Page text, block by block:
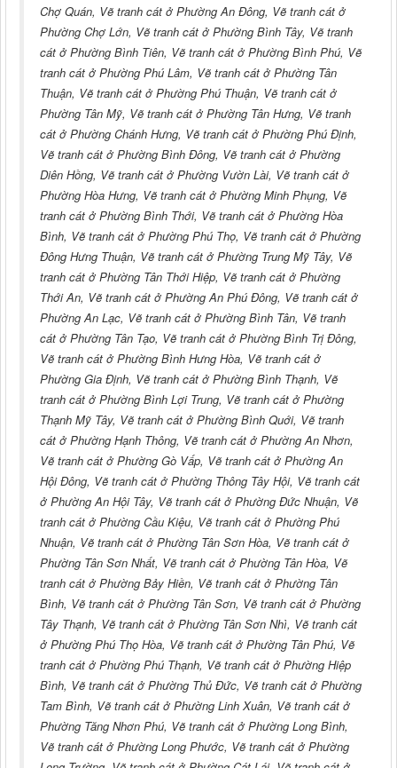
Chợ Quán, Vẽ tranh cát ở Phường An Đông, Vẽ tranh cát ở
Phường Chợ Lớn, Vẽ tranh cát ở Phường Bình Tây, Vẽ tranh
cát ở Phường Bình Tiên, Vẽ tranh cát ở Phường Bình Phú, Vẽ
tranh cát ở Phường Phú Lâm, Vẽ tranh cát ở Phường Tân
Thuận, Vẽ tranh cát ở Phường Phú Thuận, Vẽ tranh cát ở
Phường Tân Mỹ, Vẽ tranh cát ở Phường Tân Hưng, Vẽ tranh
cát ở Phường Chánh Hưng, Vẽ tranh cát ở Phường Phú Định,
Vẽ tranh cát ở Phường Bình Đông, Vẽ tranh cát ở Phường
Diên Hồng, Vẽ tranh cát ở Phường Vườn Lài, Vẽ tranh cát ở
Phường Hòa Hưng, Vẽ tranh cát ở Phường Minh Phụng, Vẽ
tranh cát ở Phường Bình Thới, Vẽ tranh cát ở Phường Hòa
Bình, Vẽ tranh cát ở Phường Phú Thọ, Vẽ tranh cát ở Phường
Đông Hưng Thuận, Vẽ tranh cát ở Phường Trung Mỹ Tây, Vẽ
tranh cát ở Phường Tân Thới Hiệp, Vẽ tranh cát ở Phường
Thới An, Vẽ tranh cát ở Phường An Phú Đông, Vẽ tranh cát ở
Phường An Lạc, Vẽ tranh cát ở Phường Bình Tân, Vẽ tranh
cát ở Phường Tân Tạo, Vẽ tranh cát ở Phường Bình Trị Đông,
Vẽ tranh cát ở Phường Bình Hưng Hòa, Vẽ tranh cát ở
Phường Gia Định, Vẽ tranh cát ở Phường Bình Thạnh, Vẽ
tranh cát ở Phường Bình Lợi Trung, Vẽ tranh cát ở Phường
Thạnh Mỹ Tây, Vẽ tranh cát ở Phường Bình Quới, Vẽ tranh
cát ở Phường Hạnh Thông, Vẽ tranh cát ở Phường An Nhơn,
Vẽ tranh cát ở Phường Gò Vấp, Vẽ tranh cát ở Phường An
Hội Đông, Vẽ tranh cát ở Phường Thông Tây Hội, Vẽ tranh cát
ở Phường An Hội Tây, Vẽ tranh cát ở Phường Đức Nhuận, Vẽ
tranh cát ở Phường Cầu Kiệu, Vẽ tranh cát ở Phường Phú
Nhuận, Vẽ tranh cát ở Phường Tân Sơn Hòa, Vẽ tranh cát ở
Phường Tân Sơn Nhất, Vẽ tranh cát ở Phường Tân Hòa, Vẽ
tranh cát ở Phường Bảy Hiền, Vẽ tranh cát ở Phường Tân
Bình, Vẽ tranh cát ở Phường Tân Sơn, Vẽ tranh cát ở Phường
Tây Thạnh, Vẽ tranh cát ở Phường Tân Sơn Nhì, Vẽ tranh cát
ở Phường Phú Thọ Hòa, Vẽ tranh cát ở Phường Tân Phú, Vẽ
tranh cát ở Phường Phú Thạnh, Vẽ tranh cát ở Phường Hiệp
Bình, Vẽ tranh cát ở Phường Thủ Đức, Vẽ tranh cát ở Phường
Tam Bình, Vẽ tranh cát ở Phường Linh Xuân, Vẽ tranh cát ở
Phường Tăng Nhơn Phú, Vẽ tranh cát ở Phường Long Bình,
Vẽ tranh cát ở Phường Long Phước, Vẽ tranh cát ở Phường